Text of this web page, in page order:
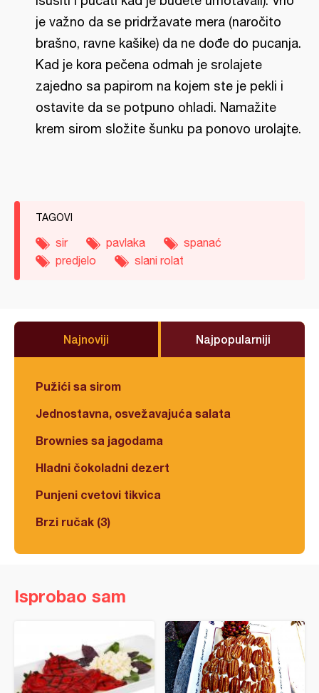
je važno da se pridržavate mera (naročito
brašno, ravne kašike) da ne dođe do pucanja.
Kad je kora pečena odmah je srolajete
zajedno sa papirom na kojem ste je pekli i
ostavite da se potpuno ohladi. Namažite
krem sirom složite šunku pa ponovo urolajte.
TAGOVI
sir pavlaka
spanać
predjelo
slani rolat
Najnoviji Najpopularniji
Pužići sa sirom
Jednostavna, osvežavajuća salata
Brownies sa jagodama
Hladni čokoladni dezert
Punjeni cvetovi tikvica
Brzi ručak (3)
Isprobao sam